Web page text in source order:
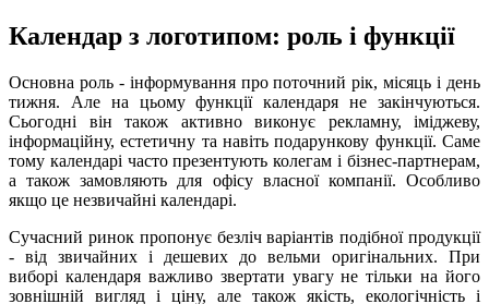
Календар з логотипом: роль і функції
Основна роль - інформування про поточний рік, місяць і день
тижня. Але на цьому функції календаря не закінчуються.
Сьогодні він також активно виконує рекламну, іміджеву,
інформаційну, естетичну та навіть подарункову функції. Саме
тому календарі часто презентують колегам і бізнес-партнерам,
а також замовляють для офісу власної компанії. Особливо
якщо це незвичайні календарі.
Сучасний ринок пропонує безліч варіантів подібної продукції
- від звичайних і дешевих до вельми оригінальних. При
виборі календаря важливо звертати увагу не тільки на його
зовнішній вигляд і ціну, але також якість, екологічність і